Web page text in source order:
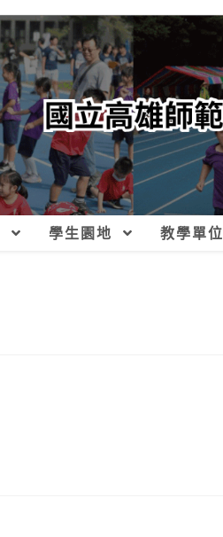
學生園地 教學單位